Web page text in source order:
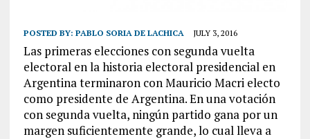
POSTED BY: PABLO SORIA DE LACHICA JULY 3, 2016
Las primeras elecciones con segunda vuelta
electoral en la historia electoral presidencial en
Argentina terminaron con Mauricio Macri electo
como presidente de Argentina. En una votación
con segunda vuelta, ningún partido gana por un
margen suficientemente grande, lo cual lleva a